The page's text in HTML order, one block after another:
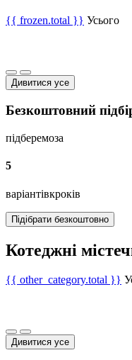
{{ frozen.total }} Усього
Дивитися усе
Безкоштовний
підберемоза
5
варіантівкроків
Підібрати безкоштовно
Котеджні
{{ other_category.total }}
Дивитися усе